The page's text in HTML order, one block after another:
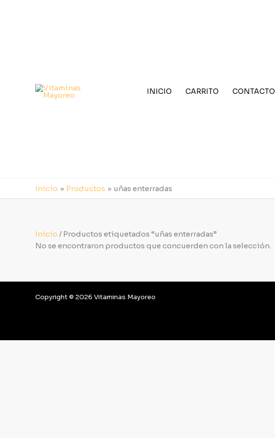
INICIO CARRITO CONTACTO
Inicio Productos uñas enterradas
Inicio / Productos etiquetados “uñas enterradas”
No se encontraron productos que concuerden con la selección.
Copyright © 2026 Vitaminas Mayoreo